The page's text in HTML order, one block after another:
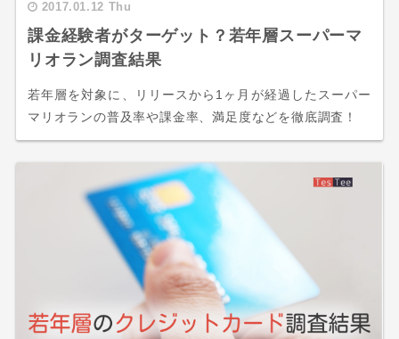
2017.01.12 Thu
課金経験者がターゲット？若年層スーパーマ
リオラン調査結果
若年層を対象に、リリースから1ヶ月が経過したスーパー
マリオランの普及率や課金率、満足度などを徹底調査！